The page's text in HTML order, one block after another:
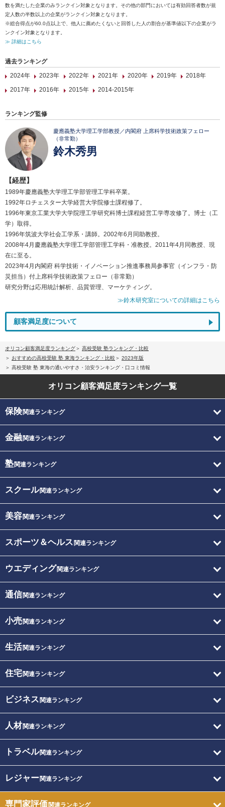
数を満たした企業のみランクイン対象となります。その他の部門においては有効回答者数が規
定人数の半数以上の企業がランクイン対象となります。
※総合得点が60.0点以上で、他人に薦めたくないと回答した人の割合が基準値以下の企業がラ
ンクイン対象となります。
≫ 詳細はこちら
過去ランキング
2024年
2023年 2022年 2021年 2020年 2019年
2018年
2017年
2016年 2015年 2014-2015年
ランキング監修
慶應義塾大学理工学部教授／内閣府 上席科学技術政策フェロー
（非常勤）
鈴木秀男
【経歴】
1989年慶應義塾大学理工学部管理工学科卒業。
1992年ロチェスター大学経営大学院修士課程修了。
1996年東京工業大学大学院理工学研究科博士課程経営工学専攻修了。博士（工
学）取得。
1996年筑波大学社会工学系・講師。2002年6月同助教授。
2008年4月慶應義塾大学理工学部管理工学科・准教授。2011年4月同教授、現
在に至る。
2023年4月内閣府 科学技術・イノベーション推進事務局参事官（インフラ・防
災担当）付上席科学技術政策フェロー（非常勤）
研究分野は応用統計解析、品質管理、マーケティング。
≫鈴木研究室についての詳細はこちら
顧客満足度について
オリコン顧客満足度ランキング
高校受験 塾ランキング・比較
おすすめの高校受験 塾 東海ランキング・比較
2023年版
高校受験 塾 東海の通いやすさ・治安ランキング・口コミ情報
オリコン顧客満足度ランキング一覧
保険関連ランキング
金融関連ランキング
塾関連ランキング
スクール関連ランキング
美容関連ランキング
スポーツ＆ヘルス 関連ランキング
ウエディング関連ランキング
通信関連ランキング
小売関連ランキング
生活関連ランキング
住宅関連ランキング
ビジネス 関連ランキング
人材関連ランキング
トラベル関連ランキング
レジャー関連ランキング
専門家評価関連ランキング